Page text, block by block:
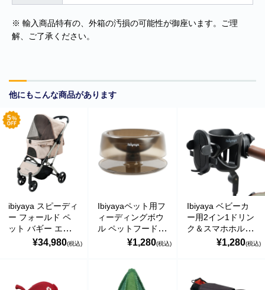
※ 輸入商品特有の、外箱の汚損の可能性が御座います。ご理
解、ご了承ください。
他にもこんな商品があります
ibiyaya スピーディ
ー フォールド ペ
ット バギー エボ
リューション ワン
小型犬Speedy
¥34,980(税込)
Ibiyayaペット用フ
ィーディングボウ
ル ペットフードボ
ウル 食器 犬 小型
0度から22度まで
の傾斜角度調節が
¥1,280(税込)
Ibiyaya ベビーカ
ー用2イン1ドリン
ク＆スマホホルダ
ー ドリンクホルダ
ギー ハンドル 2カ
¥1,280(税込)
動物モチーフグッズ
コンテナキャリー
バッグ・カート
美容
アパレル
アクセサリー
アウトドア
健康・フィットネス